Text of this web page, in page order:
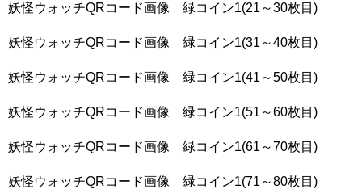
妖怪ウォッチQRコード画像 緑コイン1(21～30枚目)
妖怪ウォッチQRコード画像 緑コイン1(31～40枚目)
妖怪ウォッチQRコード画像 緑コイン1(41～50枚目)
妖怪ウォッチQRコード画像 緑コイン1(51～60枚目)
妖怪ウォッチQRコード画像 緑コイン1(61～70枚目)
妖怪ウォッチQRコード画像 緑コイン1(71～80枚目)